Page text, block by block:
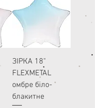
ЗІРКА 18"
FLEXMETAL
омбре біло-
блакитне